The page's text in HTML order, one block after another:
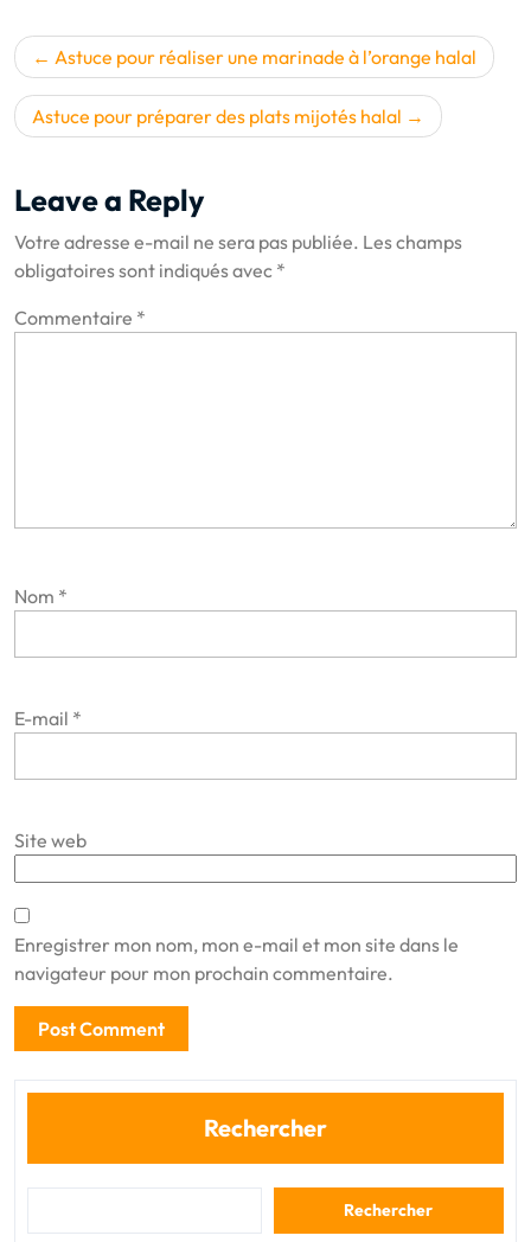
Navigation
de
l’article
Astuce pour réaliser une marinade à l’orange halal
Astuce pour préparer des plats mijotés halal
Leave a Reply
Votre adresse e-mail ne sera pas publiée. Les champs
obligatoires sont indiqués avec *
Commentaire *
Nom *
E-mail *
Site web
Enregistrer mon nom, mon e-mail et mon site dans le
navigateur pour mon prochain commentaire.
Rechercher
Rechercher